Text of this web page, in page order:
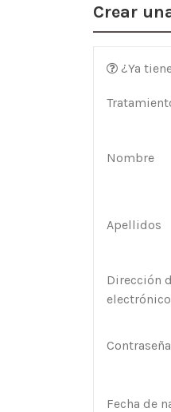
Crear
¿Ya
Nombre
Apellidos
Dirección
electrónico
Contraseña
Fecha de